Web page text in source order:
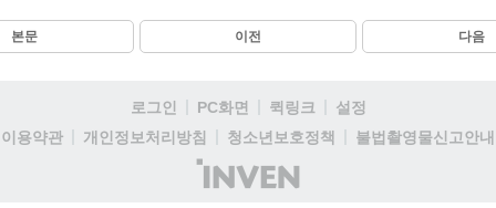
본문 이전 다음
로그인 PC화면 퀵링크
설정
이용약관
개인정보처리방침 청소년보호정책
불법촬영물신고안내
(주)
인